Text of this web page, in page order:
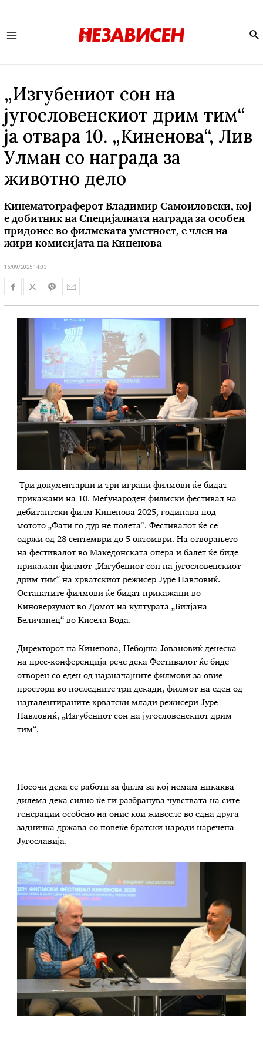
„Изгубениот сон на
југословенскиот дрим тим“
ja отвара 10. „Киненова“, Лив
Улман со награда за
животно дело
Кинематограферот Владимир Самоиловски, кој
е добитник на Специјалната награда за особен
придонес во филмската уметност, е член на
жири комисијата на Киненова
16/09/2025 14:03
Три документарни и три играни филмови ќе бидат
прикажани на 10. Меѓународен филмски фестивал на
дебитантски филм Киненова 2025, годинава под
мотото „Фати го дур не полета“. Фестивалот ќе се
одржи од 28 септември до 5 октомври. На отворањето
на фестивалот во Македонската опера и балет ќе биде
прикажан филмот „Изгубениот сон на југословенскиот
дрим тим“ на хрватскиот режисер Јуре Павловиќ.
Останатите филмови ќе бидат прикажани во
Киноверзумот во Домот на културата „Билјана
Беличанец“ во Кисела Вода.
Директорот на Киненова, Небојша Јовановиќ денеска
на прес-конференција рече дека Фестивалот ќе биде
отворен со еден од најзначајните филмови за овие
простори во последните три декади, филмот на еден од
најталентираните хрватски млади режисери Јуре
Павловиќ, „Изгубениот сон на југословенскиот дрим
тим“.
Посочи дека се работи за филм за кој немам никаква
дилема дека силно ќе ги разбранува чувствата на сите
генерации особено на оние кои живееле во една друга
задничка држава со повеќе братски народи наречена
Југославија.